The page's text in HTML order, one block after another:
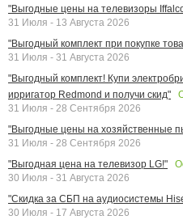
"Выгодные цены на телевизоры
31 Июля - 13 Августа 2026
"Выгодный комплект при покупке
31 Июля - 31 Августа 2026
"Выгодный комплект! Купи
ирригатор Redmond и получи скид"
31 Июля - 28 Сентября 2026
"Выгодные цены на хозяйственные
31 Июля - 28 Сентября 2026
"Выгодная цена на телевизор LG!"
30 Июля - 31 Августа 2026
"Скидка за СБП на аудиосистемы
30 Июля - 17 Августа 2026